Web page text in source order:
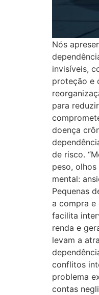
Nós
invisíveis,
proteção e
para
doença
de risco.
peso,
mental:
Pequenas
a compra e
facilita
renda e
levam a
conflitos
problema
contas